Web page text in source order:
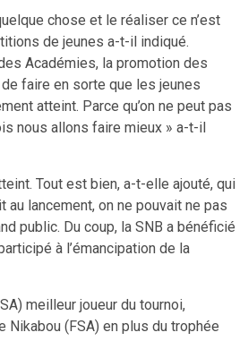
chose et le réaliser ce n’est
de jeunes a-t-il indiqué.
Académies, la promotion des
faire en sorte que les jeunes
atteint. Parce qu’on ne peut pas
nous allons faire mieux » a-t-il
Tout est bien, a-t-elle ajouté, qui
au lancement, on ne pouvait ne pas
public. Du coup, la SNB a bénéficié
à l’émancipation de la
meilleur joueur du tournoi,
(FSA) en plus du trophée